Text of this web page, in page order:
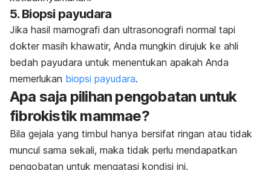
5. Biopsi payudara
Jika hasil mamografi dan ultrasonografi normal tapi
dokter masih khawatir, Anda mungkin dirujuk ke ahli
bedah payudara untuk menentukan apakah Anda
memerlukan biopsi payudara.
Apa saja pilihan pengobatan untuk
fibrokistik mammae?
Bila gejala yang timbul hanya bersifat ringan atau tidak
muncul sama sekali, maka tidak perlu mendapatkan
pengobatan untuk mengatasi kondisi ini.